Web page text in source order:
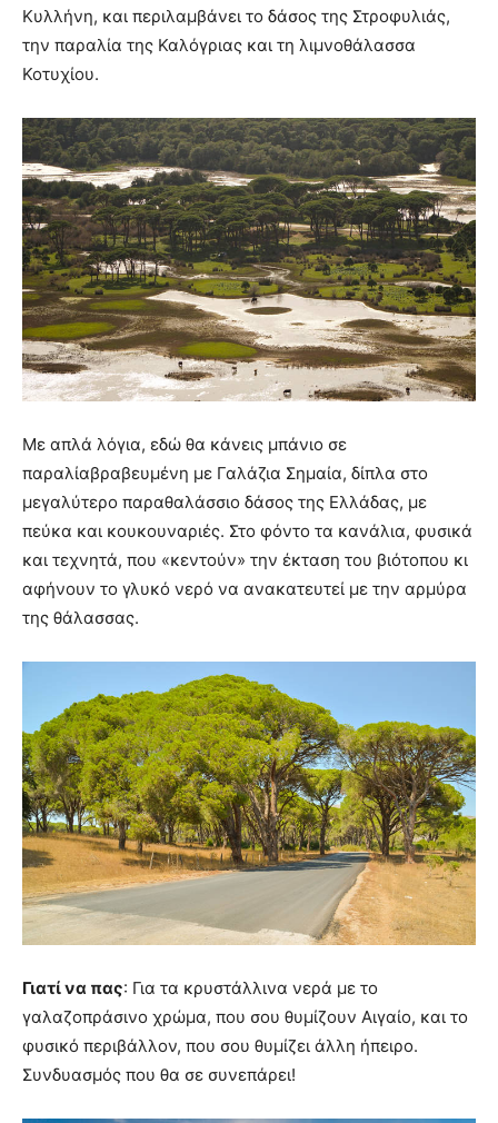
Κυλλήνη, και περιλαμβάνει το δάσος της Στροφυλιάς,
την παραλία της Καλόγριας και τη λιμνοθάλασσα
Κοτυχίου.
Με απλά λόγια, εδώ θα κάνεις μπάνιο σε
παραλίαβραβευμένη με Γαλάζια Σημαία, δίπλα στο
μεγαλύτερο παραθαλάσσιο δάσος της Ελλάδας, με
πεύκα και κουκουναριές. Στο φόντο τα κανάλια, φυσικά
και τεχνητά, που «κεντούν» την έκταση του βιότοπου κι
αφήνουν το γλυκό νερό να ανακατευτεί με την αρμύρα
της θάλασσας.
Γιατί να πας: Για τα κρυστάλλινα νερά με το
γαλαζοπράσινο χρώμα, που σου θυμίζουν Αιγαίο, και το
φυσικό περιβάλλον, που σου θυμίζει άλλη ήπειρο.
Συνδυασμός που θα σε συνεπάρει!